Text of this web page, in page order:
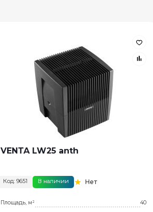
VENTA LW25 anth
Код: 9651 В наличии Нет
Площадь, м²
40